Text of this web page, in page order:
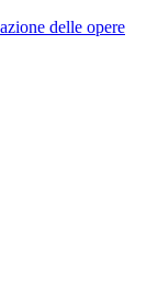
delle opere